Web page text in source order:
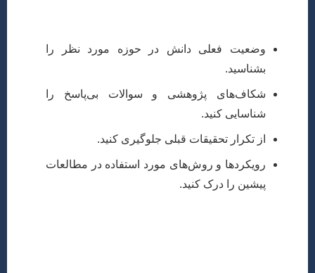
وضعیت فعلی دانش در حوزه مورد نظر را
بشناسید.
شکاف‌های پژوهشی و سوالات بی‌پاسخ را
شناسایی کنید.
از تکرار تحقیقات قبلی جلوگیری کنید.
رویکردها و روش‌های مورد استفاده در مطالعات
پیشین را درک کنید.